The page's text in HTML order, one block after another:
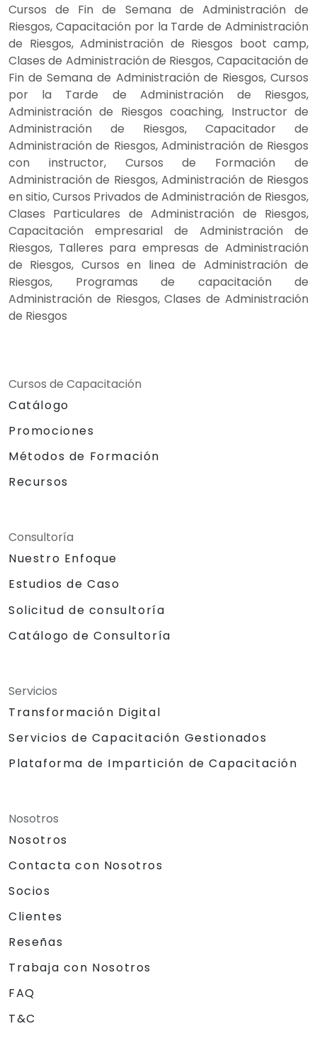
Cursos de Fin de Semana de Administración de
Riesgos, Capacitación por la Tarde de Administración
de Riesgos, Administración de Riesgos boot camp,
Clases de Administración de Riesgos, Capacitación de
Fin de Semana de Administración de Riesgos, Cursos
por la Tarde de Administración de Riesgos,
Administración de Riesgos coaching, Instructor de
Administración de Riesgos, Capacitador de
Administración de Riesgos, Administración de Riesgos
con instructor, Cursos de Formación de
Administración de Riesgos, Administración de Riesgos
en sitio, Cursos Privados de Administración de Riesgos,
Clases Particulares de Administración de Riesgos,
Capacitación empresarial de Administración de
Riesgos, Talleres para empresas de Administración
de Riesgos, Cursos en linea de Administración de
Riesgos, Programas de capacitación de
Administración de Riesgos, Clases de Administración
de Riesgos
Cursos de Capacitación
Catálogo
Promociones
Métodos de Formación
Recursos
Consultoría
Nuestro Enfoque
Estudios de Caso
Solicitud de consultoría
Catálogo de Consultoría
Servicios
Transformación Digital
Servicios de Capacitación Gestionados
Plataforma de Impartición de Capacitación
Nosotros
Nosotros
Contacta con Nosotros
Socios
Clientes
Reseñas
Trabaja con Nosotros
FAQ
T&C